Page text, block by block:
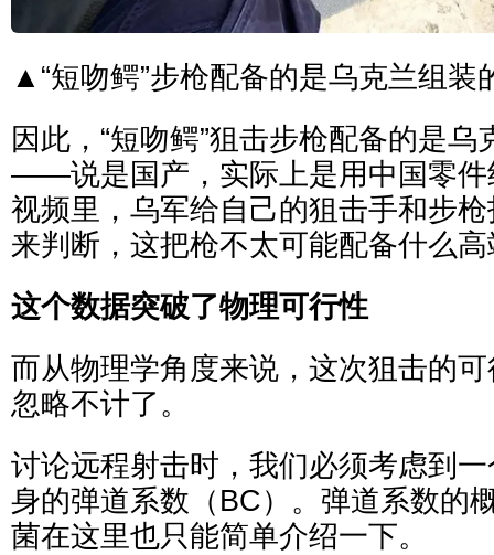
▲“短吻鳄”步枪配备的是乌克兰组装
因此，“短吻鳄”狙击步枪配备的是
——说是国产，实际上是用中国零件
视频里，乌军给自己的狙击手和步
来判断，这把枪不太可能配备什么
这个数据突破了物理可行性
而从物理学角度来说，这次狙击的
忽略不计了。
讨论远程射击时，我们必须考虑到
身的弹道系数（BC）。弹道系数的
菌在这里也只能简单介绍一下。